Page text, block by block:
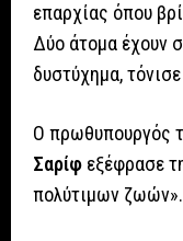
επαρχίας όπου
Δύο άτομα έχουν
δυστύχημα,
Ο πρωθυπουργός
Σαρίφ εξέφρασε
πολύτιμων ζωών».